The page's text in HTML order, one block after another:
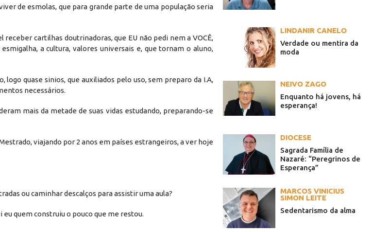
de esmolas, que para grande parte de uma população seria
cartilhas doutrinadoras, que EU não pedi nem a VOCÊ,
a cultura, valores universais e, que tornam o aluno,
quase sinios, que auxiliados pelo uso, sem preparo da I.A,
necessários.
mais da metade de suas vidas estudando, preparando-se
viajando por 2 anos em países estrangeiros, a ver hoje
ou caminhar descalços para assistir uma aula?
eu quem construiu o pouco que me restou.
LINDANIR CANELO
Verdade ou mentira da
moda
NEIVO ZAGO
Enquanto há jovens, há
esperança!
DIOCESE
Sagrada Família de
Nazaré: “Peregrinos de
Esperança”
MARCOS VINICIUS
SIMON LEITE
Sedentarismo da alma